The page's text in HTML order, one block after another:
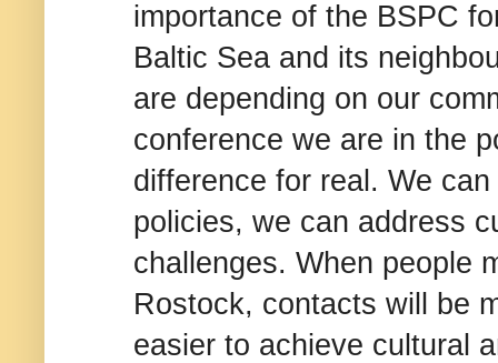
importance of the BSPC
Baltic Sea and its
are depending on our
conference we are in the
difference for real. We
policies, we can address
challenges. When people
Rostock, contacts will be
easier to achieve cultural